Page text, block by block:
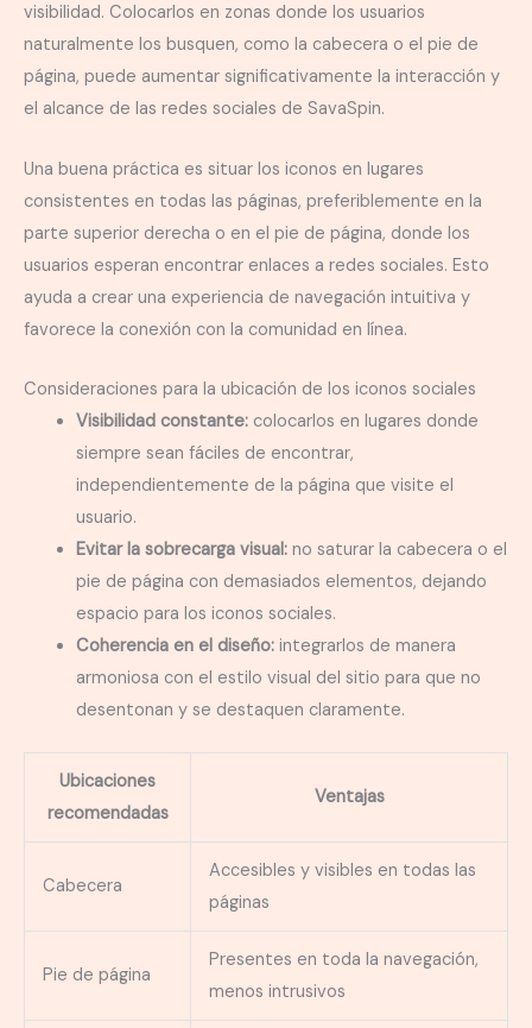
visibilidad. Colocarlos en zonas donde los usuarios
naturalmente los busquen, como la cabecera o el pie de
página, puede aumentar significativamente la interacción y
el alcance de las redes sociales de SavaSpin.
Una buena práctica es situar los iconos en lugares
consistentes en todas las páginas, preferiblemente en la
parte superior derecha o en el pie de página, donde los
usuarios esperan encontrar enlaces a redes sociales. Esto
ayuda a crear una experiencia de navegación intuitiva y
favorece la conexión con la comunidad en línea.
Consideraciones para la ubicación de los iconos sociales
Visibilidad constante:colocarlos en lugares donde
siempre sean fáciles de encontrar,
independientemente de la página que visite el
usuario.
Evitar la sobrecarga visual:no saturar la cabecera o el
pie de página con demasiados elementos, dejando
espacio para los iconos sociales.
Coherencia en el diseño:integrarlos de manera
armoniosa con el estilo visual del sitio para que no
desentonan y se destaquen claramente.
Ubicaciones
recomendadas
Ventajas
Cabecera
Accesibles y visibles en todas las
páginas
Pie de página
Presentes en toda la navegación,
menos intrusivos